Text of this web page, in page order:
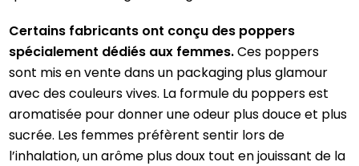
Certains fabricants ont conçu des poppers
spécialement dédiés aux femmes.Ces poppers
sont mis en vente dans un packaging plus glamour
avec des couleurs vives. La formule du poppers est
aromatisée pour donner une odeur plus douce et plus
sucrée. Les femmes préfèrent sentir lors de
l’inhalation, un arôme plus doux tout en jouissant de la